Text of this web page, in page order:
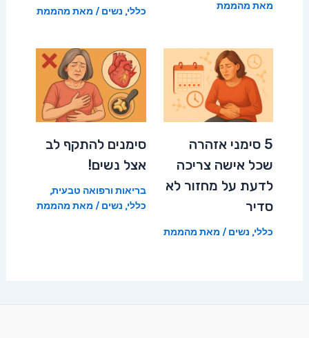
מאת מהממת כללי, נשים / מאת מהממת
5 סימני אזהרה
שכל אישה צריכה
לדעת על מחזור לא
סדיר
כללי, נשים / מאת מהממת
סימנים להתקף לב
אצל נשים!
בריאות ורפואה טבעית,
כללי, נשים / מאת מהממת